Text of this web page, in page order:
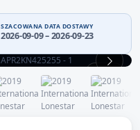
SZACOWANA DATA DOSTAWY
2026-09-09 – 2026-09-23